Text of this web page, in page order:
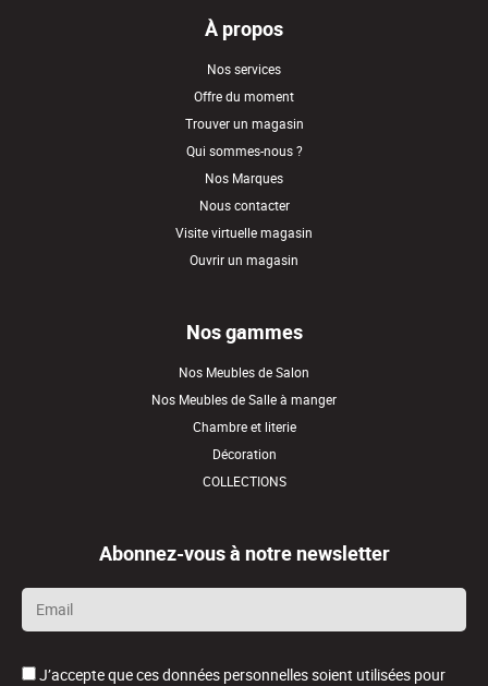
À propos
Nos services
Offre du moment
Trouver un magasin
Qui sommes-nous ?
Nos Marques
Nous contacter
Visite virtuelle magasin
Ouvrir un magasin
Nos gammes
Nos Meubles de Salon
Nos Meubles de Salle à manger
Chambre et literie
Décoration
COLLECTIONS
Abonnez-vous à notre newsletter
Email
*
J’accepte que ces données personnelles soient utilisées pour